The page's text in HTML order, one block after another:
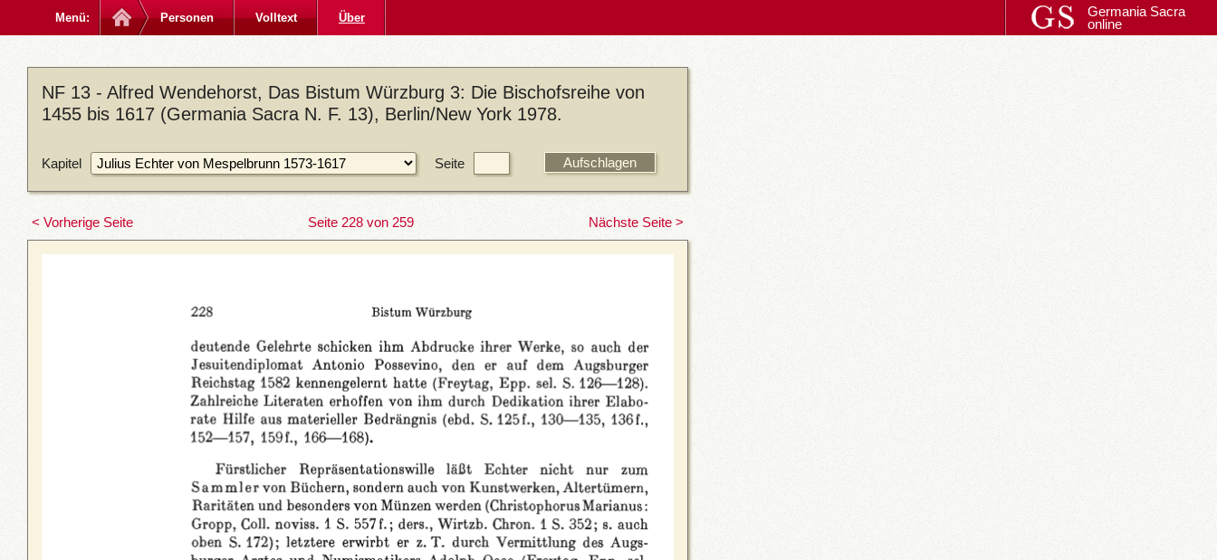
Menü: Personen Volltext Über
Germania Sacra
online
NF 13 - Alfred Wendehorst, Das Bistum Würzburg 3: Die Bischofsreihe von
1455 bis 1617 (Germania Sacra N. F. 13), Berlin/New York 1978.
Kapitel Seite
< Vorherige Seite Seite 228 von 259 Nächste Seite >